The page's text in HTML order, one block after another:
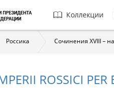
Главная
навигация
Коллекции
Россика Сочинения XVIII –
ROSSICI